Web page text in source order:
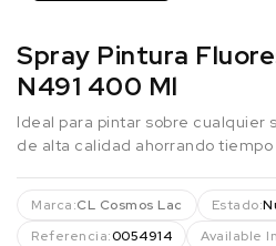
Spray Pintura
N491 400 Ml
Ideal para pintar sobre cualquier
de alta calidad ahorrando tiempo
Marca:CL Cosmos Lac Estado:
Referencia:0054914 Available